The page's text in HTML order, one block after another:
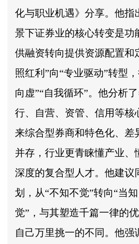
化与职业机遇》分享。他指
景下证券业的核心转变是功
供融资转向提供资源配置和
照红利”向“专业驱动”转型
向虚”“自我循环”。他分析
行、自营、资管、信用等核
来综合型券商和特色化、差
并存，行业更青睐懂产业、
深度的复合型人才。他建议
划，从“不知不觉”转向“当
觉”，与其塑造千篇一律的
自己万里挑一的不同。他强